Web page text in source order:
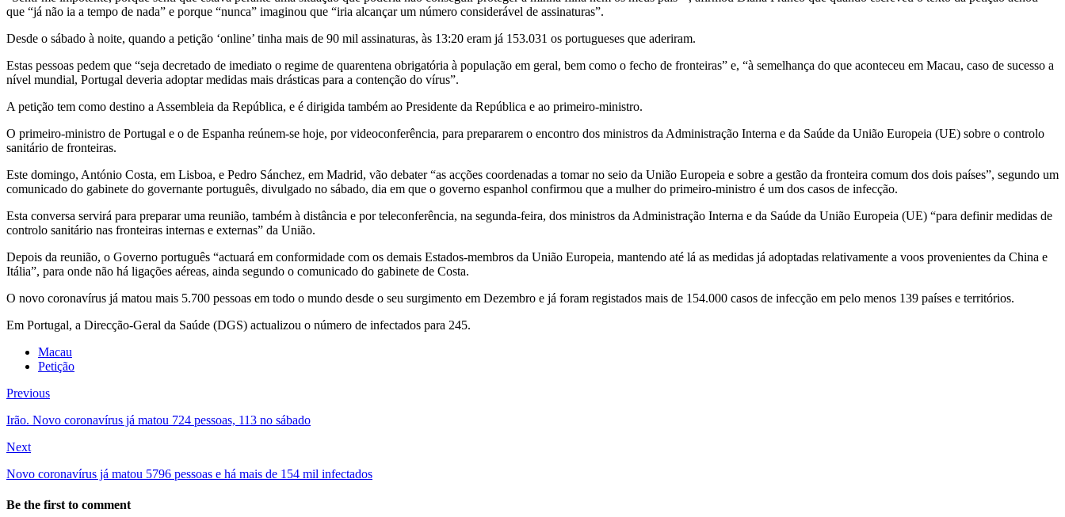
que “já não ia a tempo de nada” e porque “nunca” imaginou que “iria alcançar um número considerável de assinaturas”.
Desde o sábado à noite, quando a petição ‘online’ tinha mais de 90 mil assinaturas, às 13:20 eram já 153.031 os portugueses que aderiram.
Estas pessoas pedem que “seja decretado de imediato o regime de quarentena obrigatória à população em geral, bem como o fecho de fronteiras” e, “à semelhança do que aconteceu em Macau, caso de sucesso a
nível mundial, Portugal deveria adoptar medidas mais drásticas para a contenção do vírus”.
A petição tem como destino a Assembleia da República, e é dirigida também ao Presidente da República e ao primeiro-ministro.
O primeiro-ministro de Portugal e o de Espanha reúnem-se hoje, por videoconferência, para prepararem o encontro dos ministros da Administração Interna e da Saúde da União Europeia (UE) sobre o controlo
sanitário de fronteiras.
Este domingo, António Costa, em Lisboa, e Pedro Sánchez, em Madrid, vão debater “as acções coordenadas a tomar no seio da União Europeia e sobre a gestão da fronteira comum dos dois países”, segundo um
comunicado do gabinete do governante português, divulgado no sábado, dia em que o governo espanhol confirmou que a mulher do primeiro-ministro é um dos casos de infecção.
Esta conversa servirá para preparar uma reunião, também à distância e por teleconferência, na segunda-feira, dos ministros da Administração Interna e da Saúde da União Europeia (UE) “para definir medidas de
controlo sanitário nas fronteiras internas e externas” da União.
Depois da reunião, o Governo português “actuará em conformidade com os demais Estados-membros da União Europeia, mantendo até lá as medidas já adoptadas relativamente a voos provenientes da China e
Itália”, para onde não há ligações aéreas, ainda segundo o comunicado do gabinete de Costa.
O novo coronavírus já matou mais 5.700 pessoas em todo o mundo desde o seu surgimento em Dezembro e já foram registados mais de 154.000 casos de infecção em pelo menos 139 países e territórios.
Em Portugal, a Direcção-Geral da Saúde (DGS) actualizou o número de infectados para 245.
Macau
Petição
Previous
Irão. Novo coronavírus já matou 724 pessoas, 113 no sábado
Next
Novo coronavírus já matou 5796 pessoas e há mais de 154 mil infectados
Be the first to comment